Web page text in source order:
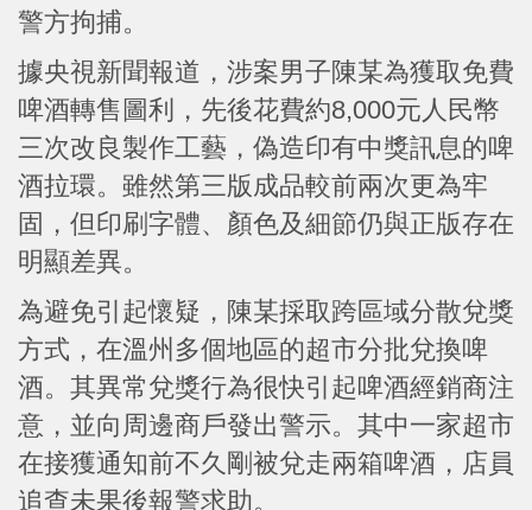
警方拘捕。
據央視新聞報道，涉案男子陳某為獲取免費
啤酒轉售圖利，先後花費約8,000元人民幣
三次改良製作工藝，偽造印有中獎訊息的啤
酒拉環。雖然第三版成品較前兩次更為牢
固，但印刷字體、顏色及細節仍與正版存在
明顯差異。
為避免引起懷疑，陳某採取跨區域分散兌獎
方式，在溫州多個地區的超市分批兌換啤
酒。其異常兌獎行為很快引起啤酒經銷商注
意，並向周邊商戶發出警示。其中一家超市
在接獲通知前不久剛被兌走兩箱啤酒，店員
追查未果後報警求助。